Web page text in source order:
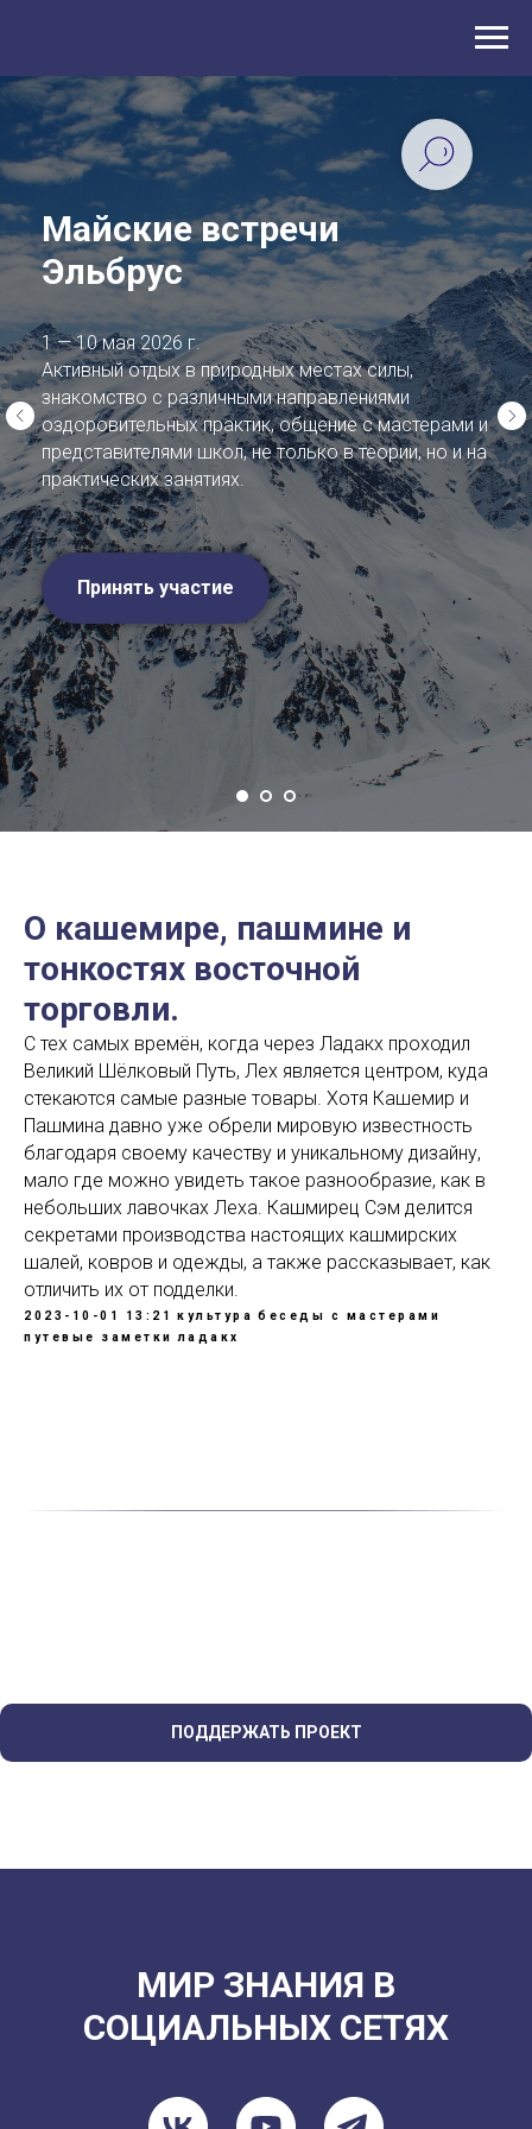
Майские встречи
Эльбрус
1 — 10 мая 2026 г.
Активный отдых в природных местах силы,
знакомство с различными направлениями
оздоровительных практик, общение с мастерами и
представителями школ, не только в теории, но и на
практических занятиях.
Принять участие
О кашемире, пашмине и
тонкостях восточной
торговли.
С тех самых времён, когда через Ладакх проходил
Великий Шёлковый Путь, Лех является центром, куда
стекаются самые разные товары. Хотя Кашемир и
Пашмина давно уже обрели мировую известность
благодаря своему качеству и уникальному дизайну,
мало где можно увидеть такое разнообразие, как в
небольших лавочках Леха. Кашмирец Сэм делится
секретами производства настоящих кашмирских
шалей, ковров и одежды, а также рассказывает, как
отличить их от подделки.
2023-10-01 13:21 культура беседы с мастерами
путевые заметки
ладакх
ПОДДЕРЖАТЬ ПРОЕКТ
МИР ЗНАНИЯ В
СОЦИАЛЬНЫХ СЕТЯХ